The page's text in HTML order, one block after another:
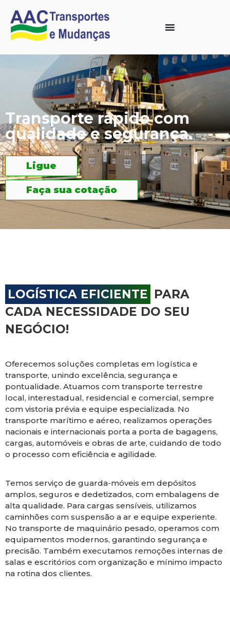
Transporte rápido com
qualidade e segurança.
Ligue
Faça sua cotação
LOGÍSTICA EFICIENTE PARA
CADA NECESSIDADE DO SEU
NEGÓCIO!
Oferecemos soluções completas em logística e
transporte, unindo excelência, segurança e
pontualidade. Atuamos com transporte terrestre
local, interestadual, residencial e comercial, sempre
com vistoria prévia e equipe especializada. No
transporte marítimo e aéreo, realizamos operações
nacionais e internacionais porta a porta de bagagens,
cargas, automóveis e obras de arte, cuidando de todo
o processo com eficiência e agilidade.
Temos serviço de guarda-móveis em depósitos
amplos, seguros e dedetizados, com embalagens de
alta qualidade. Para cargas sensíveis, utilizamos
caminhões com suspensão a ar e equipe experiente.
No transporte de maquinário pesado, operamos com
equipamentos modernos, garantindo segurança e
precisão. Também executamos remoções internas de
salas e escritórios com organização e mínimo impacto
na rotina dos clientes.